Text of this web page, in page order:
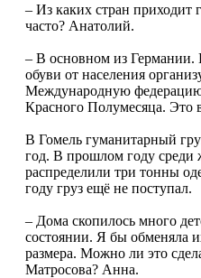
– Из каких стран приходит
часто? Анатолий.
– В основном из
обуви от населения
Международную
Красного Полумесяца. Это
В Гомель гуманитарный
год. В прошлом году среди
распределили три тонны
году груз ещё не поступал.
– Дома скопилось много
состоянии. Я бы обменяла
размера. Можно ли это
Матросова? Анна.